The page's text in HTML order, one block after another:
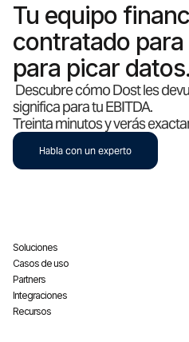
Tu equipo
contratado para
para picar datos.
Descubre cómo Dost les
significa para tu EBITDA.
Treinta minutos y verás
Habla con un experto
Soluciones
Casos de uso
Partners
Integraciones
Recursos